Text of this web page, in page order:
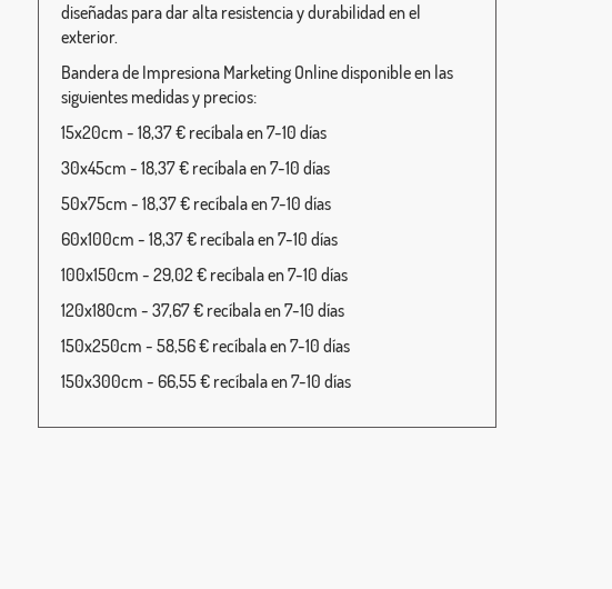
diseñadas para dar alta resistencia y durabilidad en el
exterior.
Bandera de Impresiona Marketing Online disponible en las
siguientes medidas y precios:
15x20cm - 18,37 € recíbala en 7-10 días
30x45cm - 18,37 € recíbala en 7-10 días
50x75cm - 18,37 € recíbala en 7-10 días
60x100cm - 18,37 € recíbala en 7-10 días
100x150cm - 29,02 € recíbala en 7-10 días
120x180cm - 37,67 € recíbala en 7-10 días
150x250cm - 58,56 € recíbala en 7-10 días
150x300cm - 66,55 € recíbala en 7-10 días